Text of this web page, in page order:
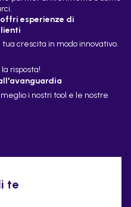
esperienze di
crescita in modo innovativo.
risposta!
i nostri tool e le nostre
te